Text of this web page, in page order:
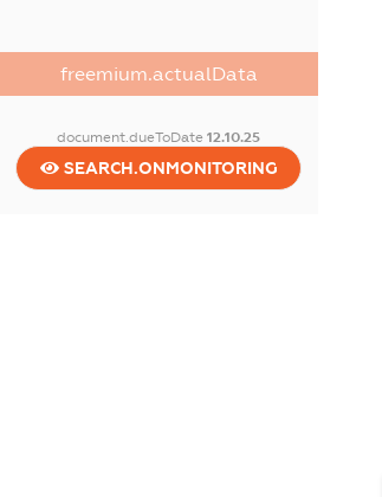
freemium.actualData
document.dueToDate12.10.25
SEARCH.ONMONITORING